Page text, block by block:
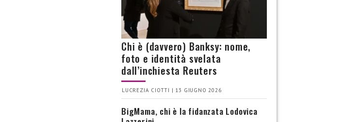
Chi è (davvero) Banksy: nome,
foto e identità svelata
dall’inchiesta Reuters
LUCREZIA CIOTTI | 13 GIUGNO 2026
BigMama, chi è la fidanzata Lodovica